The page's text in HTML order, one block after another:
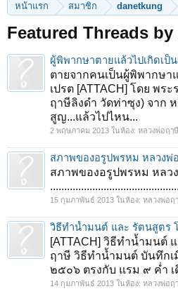
หน้าแรก สมาชิก danetkung
Featured Threads
ผู้พิพากษาตายแล้วไปเกิดเป็
ตายจากคนเป็นผู้พิพากษา
เปรต [ATTACH] โดย พร
ฤาษีลิงดำ วัดท่าซุง) จาก
สูญ...แล้วไปไหน...
2 พฤษภาคม 2013 ในห้อง: หลวงพ่อฤๅ
สภาพของอรูปพรหม หลวงพ่
สภาพของอรูปพรหม หลว
15 กุมภาพันธ์ 2013 ในห้อง: หลวงพ่อฤ
วิธีทำน้ำมนต์ และ รัตนสูตร
[ATTACH] วิธีทำน้ำมนต์
ฤาษี วิธีทำน้ำมนต์ บันทึก
๒๕๐๖ ตรงกับ แรม ๙ ค่ำ เ
14 กุมภาพันธ์ 2013 ในห้อง: หลวงพ่อฤ